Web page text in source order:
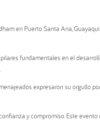
en Puerto Santa Ana,
fundamentales en el
expresaron su orgullo
y compromiso. Este